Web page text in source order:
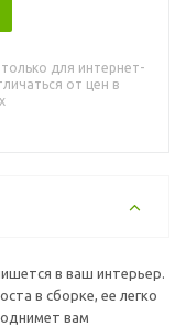
для интернет-
от цен в
в ваш интерьер.
в сборке, ее легко
вам